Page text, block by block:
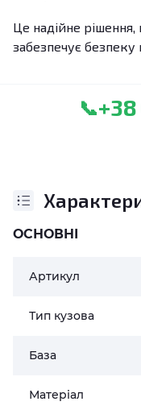
Це надійне
забезпечує безпеку
📞
ОСНОВНІ
Артикул
Тип кузова
База
Матеріал